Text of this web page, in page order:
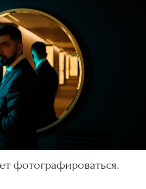
фотографироваться.